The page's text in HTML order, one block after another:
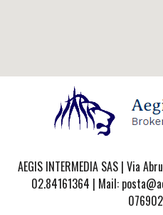
AEGIS INTERMEDIA SAS | Via
02.84161364 | Mail: